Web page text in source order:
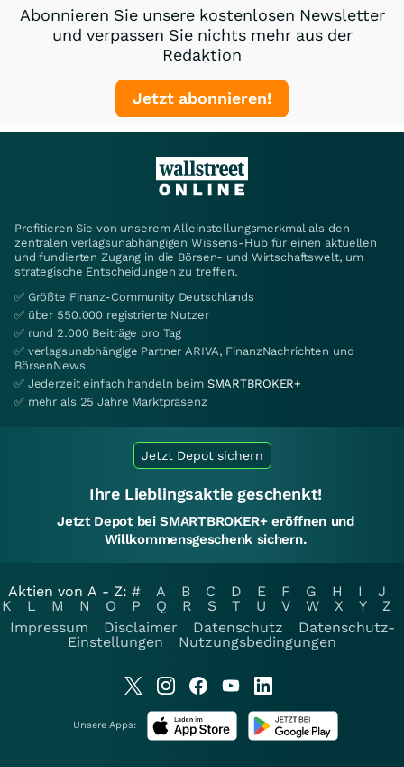
Abonnieren Sie unsere kostenlosen Newsletter
und verpassen Sie nichts mehr aus der
Redaktion
Jetzt abonnieren!
Profitieren Sie von unserem Alleinstellungsmerkmal als den
zentralen verlagsunabhängigen Wissens-Hub für einen aktuellen
und fundierten Zugang in die Börsen- und Wirtschaftswelt, um
strategische Entscheidungen zu treffen.
✅ Größte Finanz-Community Deutschlands
✅ über 550.000 registrierte Nutzer
✅ rund 2.000 Beiträge pro Tag
✅ verlagsunabhängige Partner ARIVA, FinanzNachrichten und
BörsenNews
✅ Jederzeit einfach handeln beim SMARTBROKER+
✅ mehr als 25 Jahre Marktpräsenz
Jetzt Depot sichern
Ihre Lieblingsaktie geschenkt!
Jetzt Depot bei SMARTBROKER+ eröffnen und
Willkommensgeschenk sichern.
Aktien von A - Z: # A B C D E F G H I
J
K
L M N O P Q R S T U V W X Y
Z
Impressum
Disclaimer Datenschutz
Datenschutz-
Einstellungen
Nutzungsbedingungen
Unsere Apps: